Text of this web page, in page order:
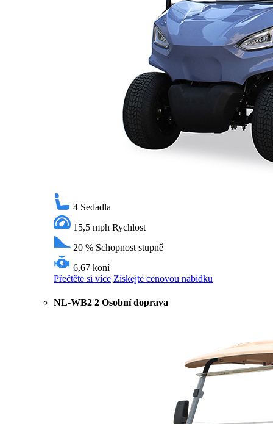
4 Sedadla
15,5 mph Rychlost
20 % Schopnost stupně
6,67 koní
Přečtěte si více Získejte cenovou nabídku
NL-WB2 2 Osobní doprava